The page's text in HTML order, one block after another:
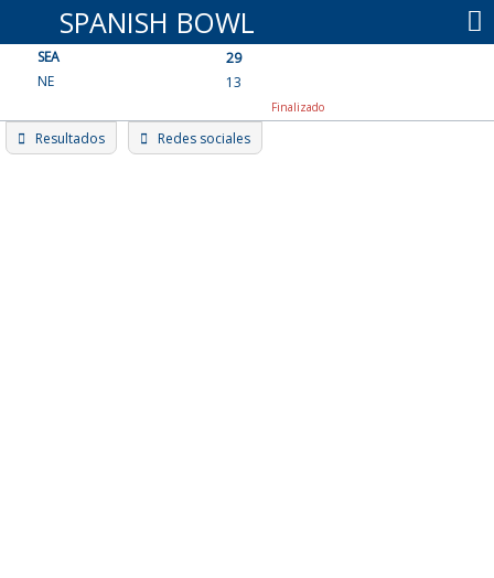
content
SPANISH BOWL
SEA
29
NE
13
Finalizado
Resultados Redes sociales